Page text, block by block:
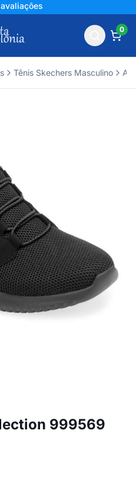
0
Tênis Skechers Masculino
999569